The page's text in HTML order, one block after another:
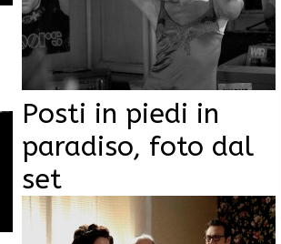
Posti in piedi in
paradiso, foto dal
set